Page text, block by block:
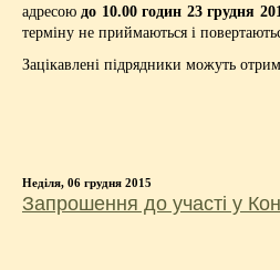
адресою до 10.00 годин 23 грудня
терміну не приймаються і
Зацікавлені підрядники можуть
Неділя, 06 грудня 2015
Запрошення до участі у